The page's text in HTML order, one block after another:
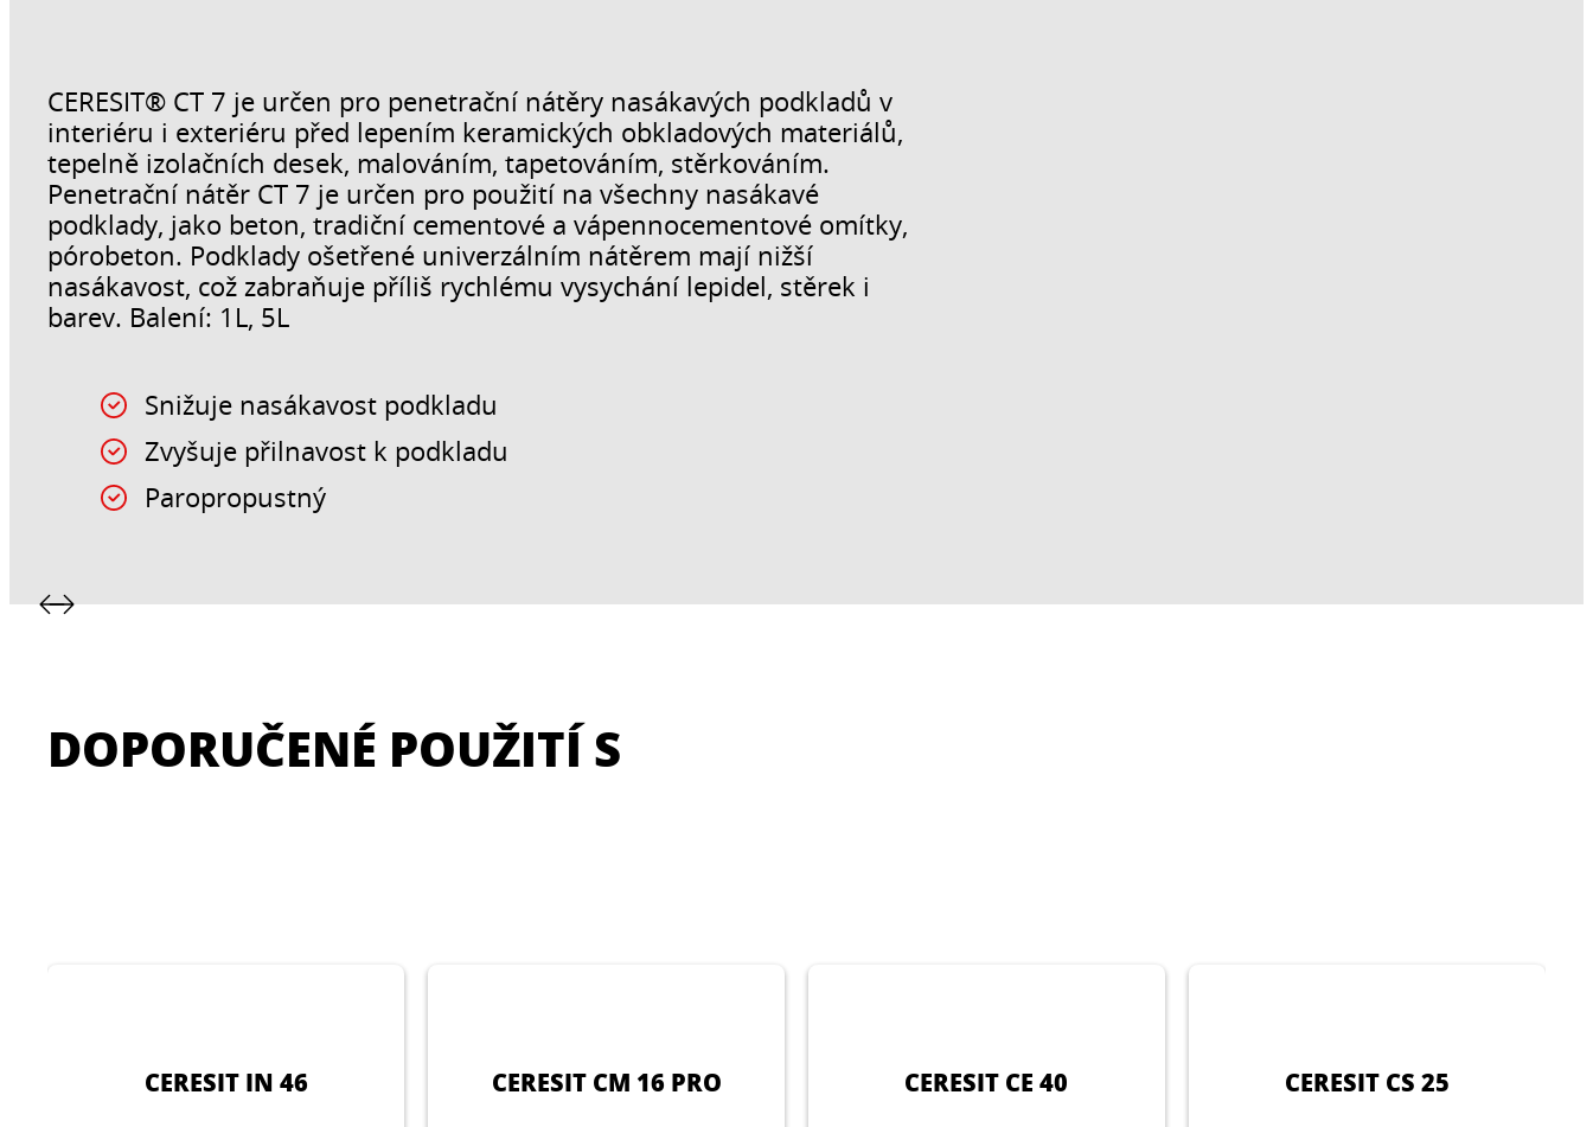
CERESIT® CT 7 je určen pro penetrační nátěry nasákavých podkladů v
interiéru i exteriéru před lepením keramických obkladových materiálů,
tepelně izolačních desek, malováním, tapetováním, stěrkováním.
Penetrační nátěr CT 7 je určen pro použití na všechny nasákavé
podklady, jako beton, tradiční cementové a vápennocementové omítky,
pórobeton. Podklady ošetřené univerzálním nátěrem mají nižší
nasákavost, což zabraňuje příliš rychlému vysychání lepidel, stěrek i
barev. Balení: 1L, 5L
Snižuje nasákavost podkladu
Zvyšuje přilnavost k podkladu
Paropropustný
DOPORUČENÉ POUŽITÍ S
CERESIT IN 46 CERESIT CM 16 PRO CERESIT CE 40 CERESIT CS 25